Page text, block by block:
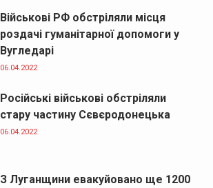
Військові РФ обстріляли місця
роздачі гуманітарної допомоги у
Вугледарі
06.04.2022
Російські військові обстріляли
стару частину Сєвєродонецька
06.04.2022
З Луганщини евакуйовано ще 1200